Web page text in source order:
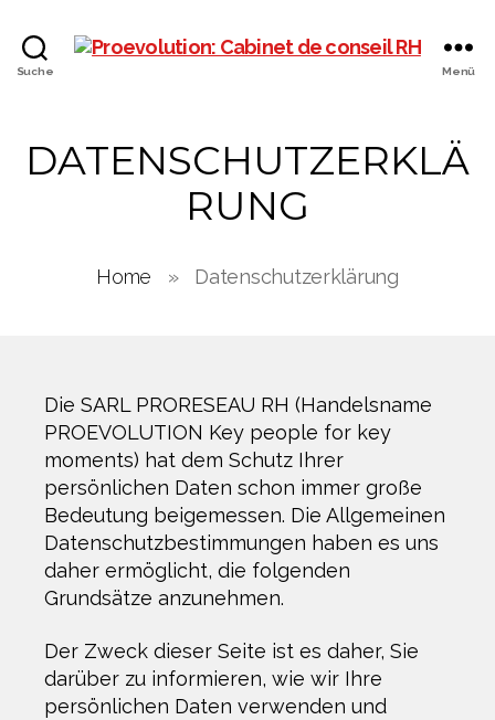
Suche Menü
DATENSCHUTZERKLÄ
RUNG
Home » Datenschutzerklärung
Die SARL PRORESEAU RH (Handelsname
PROEVOLUTION Key people for key
moments) hat dem Schutz Ihrer
persönlichen Daten schon immer große
Bedeutung beigemessen. Die Allgemeinen
Datenschutzbestimmungen haben es uns
daher ermöglicht, die folgenden
Grundsätze anzunehmen.
Der Zweck dieser Seite ist es daher, Sie
darüber zu informieren, wie wir Ihre
persönlichen Daten verwenden und